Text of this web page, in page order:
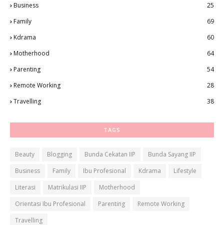
Business
25
Family
69
Kdrama
60
Motherhood
64
Parenting
54
Remote Working
28
Travelling
38
TAGS
Beauty Blogging Bunda Cekatan IIP
Bunda Sayang IIP
Business
Family Ibu Profesional Kdrama
Lifestyle
Literasi
Matrikulasi IIP
Motherhood
Orientasi Ibu Profesional
Parenting
Remote Working
Travelling